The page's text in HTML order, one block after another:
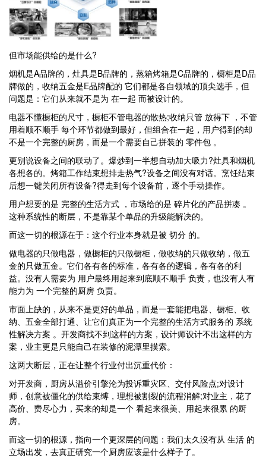
但市场能供给的是什么?
烟机是A品牌的，灶具是B品牌的，蒸箱烤箱是C品牌的，橱柜是D品
牌做的，收纳五金是E品牌配的 它们都是各自领域的顶尖选手，但
问题是：它们从来就不是为 在一起 而被设计的。
电器不懂橱柜的尺寸，橱柜不管电器的散热;收纳只管 放得下 ，不管
用着顺不顺手 每个环节都做到最好，但组合在一起，用户得到的却
不是一个完整的厨房，而是一个需要自己拼装的 零件包 。
更别说设备之间的联动了。爆炒到一半想自动加大吸力?灶具和烟机
各想各的。烤箱工作结束想排走热气?设备之间没有对话。烹饪结束
后想一键关闭所有设备?得走到每个设备前，逐个手动操作。
用户想要的是 完整的生活方式 ，市场给的是 碎片化的产品拼凑 。
这种系统性的断层，不是靠某个单品的升级能解决的。
而这一切的根源在于：这个行业本身就是被 切分 的。
做电器的只做电器，做橱柜的只做橱柜，做收纳的只做收纳，做五
金的只做五金。它们各有各的标准，各有各的逻辑，各有各的利
益。没有人需要为 用户最终用起来到底顺不顺手 负责，也没有人有
能力为 一个完整的厨房 负责。
市面上缺的，从来不是更好的单品，而是一套能把电器、橱柜、收
纳、五金全部打通、让它们真正为一个完整的生活方式服务的 系统
性解决方案 。开发商找不到这样的方案，设计师设计不出这样的方
案，业主更是只能自己在装修的泥潭里摸索。
这两大断层，正在让整个行业付出沉重代价：
对开发商，厨房从溢价引擎沦为投诉重灾区、交付风险点;对设计
师，创意被僵化的供给束缚，理想被割裂的流程消解;对业主，花了
高价、费尽心力，买来的却是一个 看起来很美、用起来很累 的厨
房。
而这一切的根源，指向一个更深层的问题：我们太久没有从 生活 的
立场出发，去真正研究一个厨房应该是什么样子了。